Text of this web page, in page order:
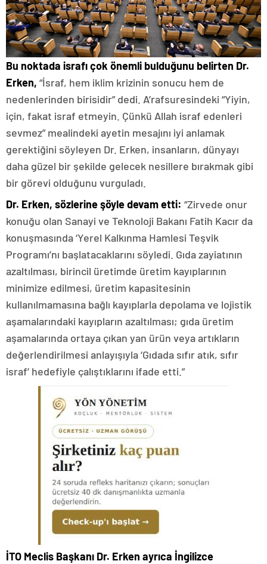
Bu noktada israfı çok önemli bulduğunu belirten Dr.
Erken, “İsraf, hem iklim krizinin sonucu hem de
nedenlerinden birisidir” dedi. A’rafsuresindeki “Yiyin,
için, fakat israf etmeyin. Çünkü Allah israf edenleri
sevmez” mealindeki ayetin mesajını iyi anlamak
gerektiğini söyleyen Dr. Erken, insanların, dünyayı
daha güzel bir şekilde gelecek nesillere bırakmak gibi
bir görevi olduğunu vurguladı.
Dr. Erken, sözlerine şöyle devam etti: “Zirvede onur
konuğu olan Sanayi ve Teknoloji Bakanı Fatih Kacır da
konuşmasında ‘Yerel Kalkınma Hamlesi Teşvik
Programı’nı başlatacaklarını söyledi. Gıda zayiatının
azaltılması, birincil üretimde üretim kayıplarının
minimize edilmesi, üretim kapasitesinin
kullanılmamasına bağlı kayıplarla depolama ve lojistik
aşamalarındaki kayıpların azaltılması; gıda üretim
aşamalarında ortaya çıkan yan ürün veya artıkların
değerlendirilmesi anlayışıyla ‘Gıdada sıfır atık, sıfır
israf’ hedefiyle çalıştıklarını ifade etti.”
İTO Meclis Başkanı Dr. Erken ayrıca İngilizce